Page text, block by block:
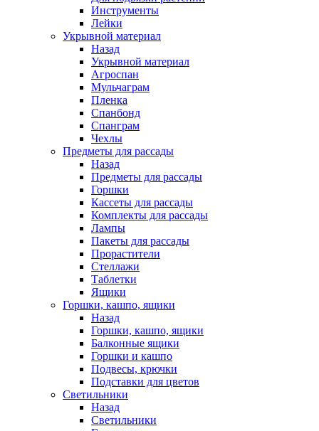
Инструменты
Лейки
Укрывной материал
Назад
Укрывной материал
Агроспан
Мульчаграм
Пленка
Спанбонд
Спанграм
Чехлы
Предметы для рассады
Назад
Предметы для рассады
Горшки
Кассеты для рассады
Комплекты для рассады
Лампы
Пакеты для рассады
Прорастители
Стеллажи
Таблетки
Ящики
Горшки, кашпо, ящики
Назад
Горшки, кашпо, ящики
Балконные ящики
Горшки и кашпо
Подвесы, крючки
Подставки для цветов
Светильники
Назад
Светильники